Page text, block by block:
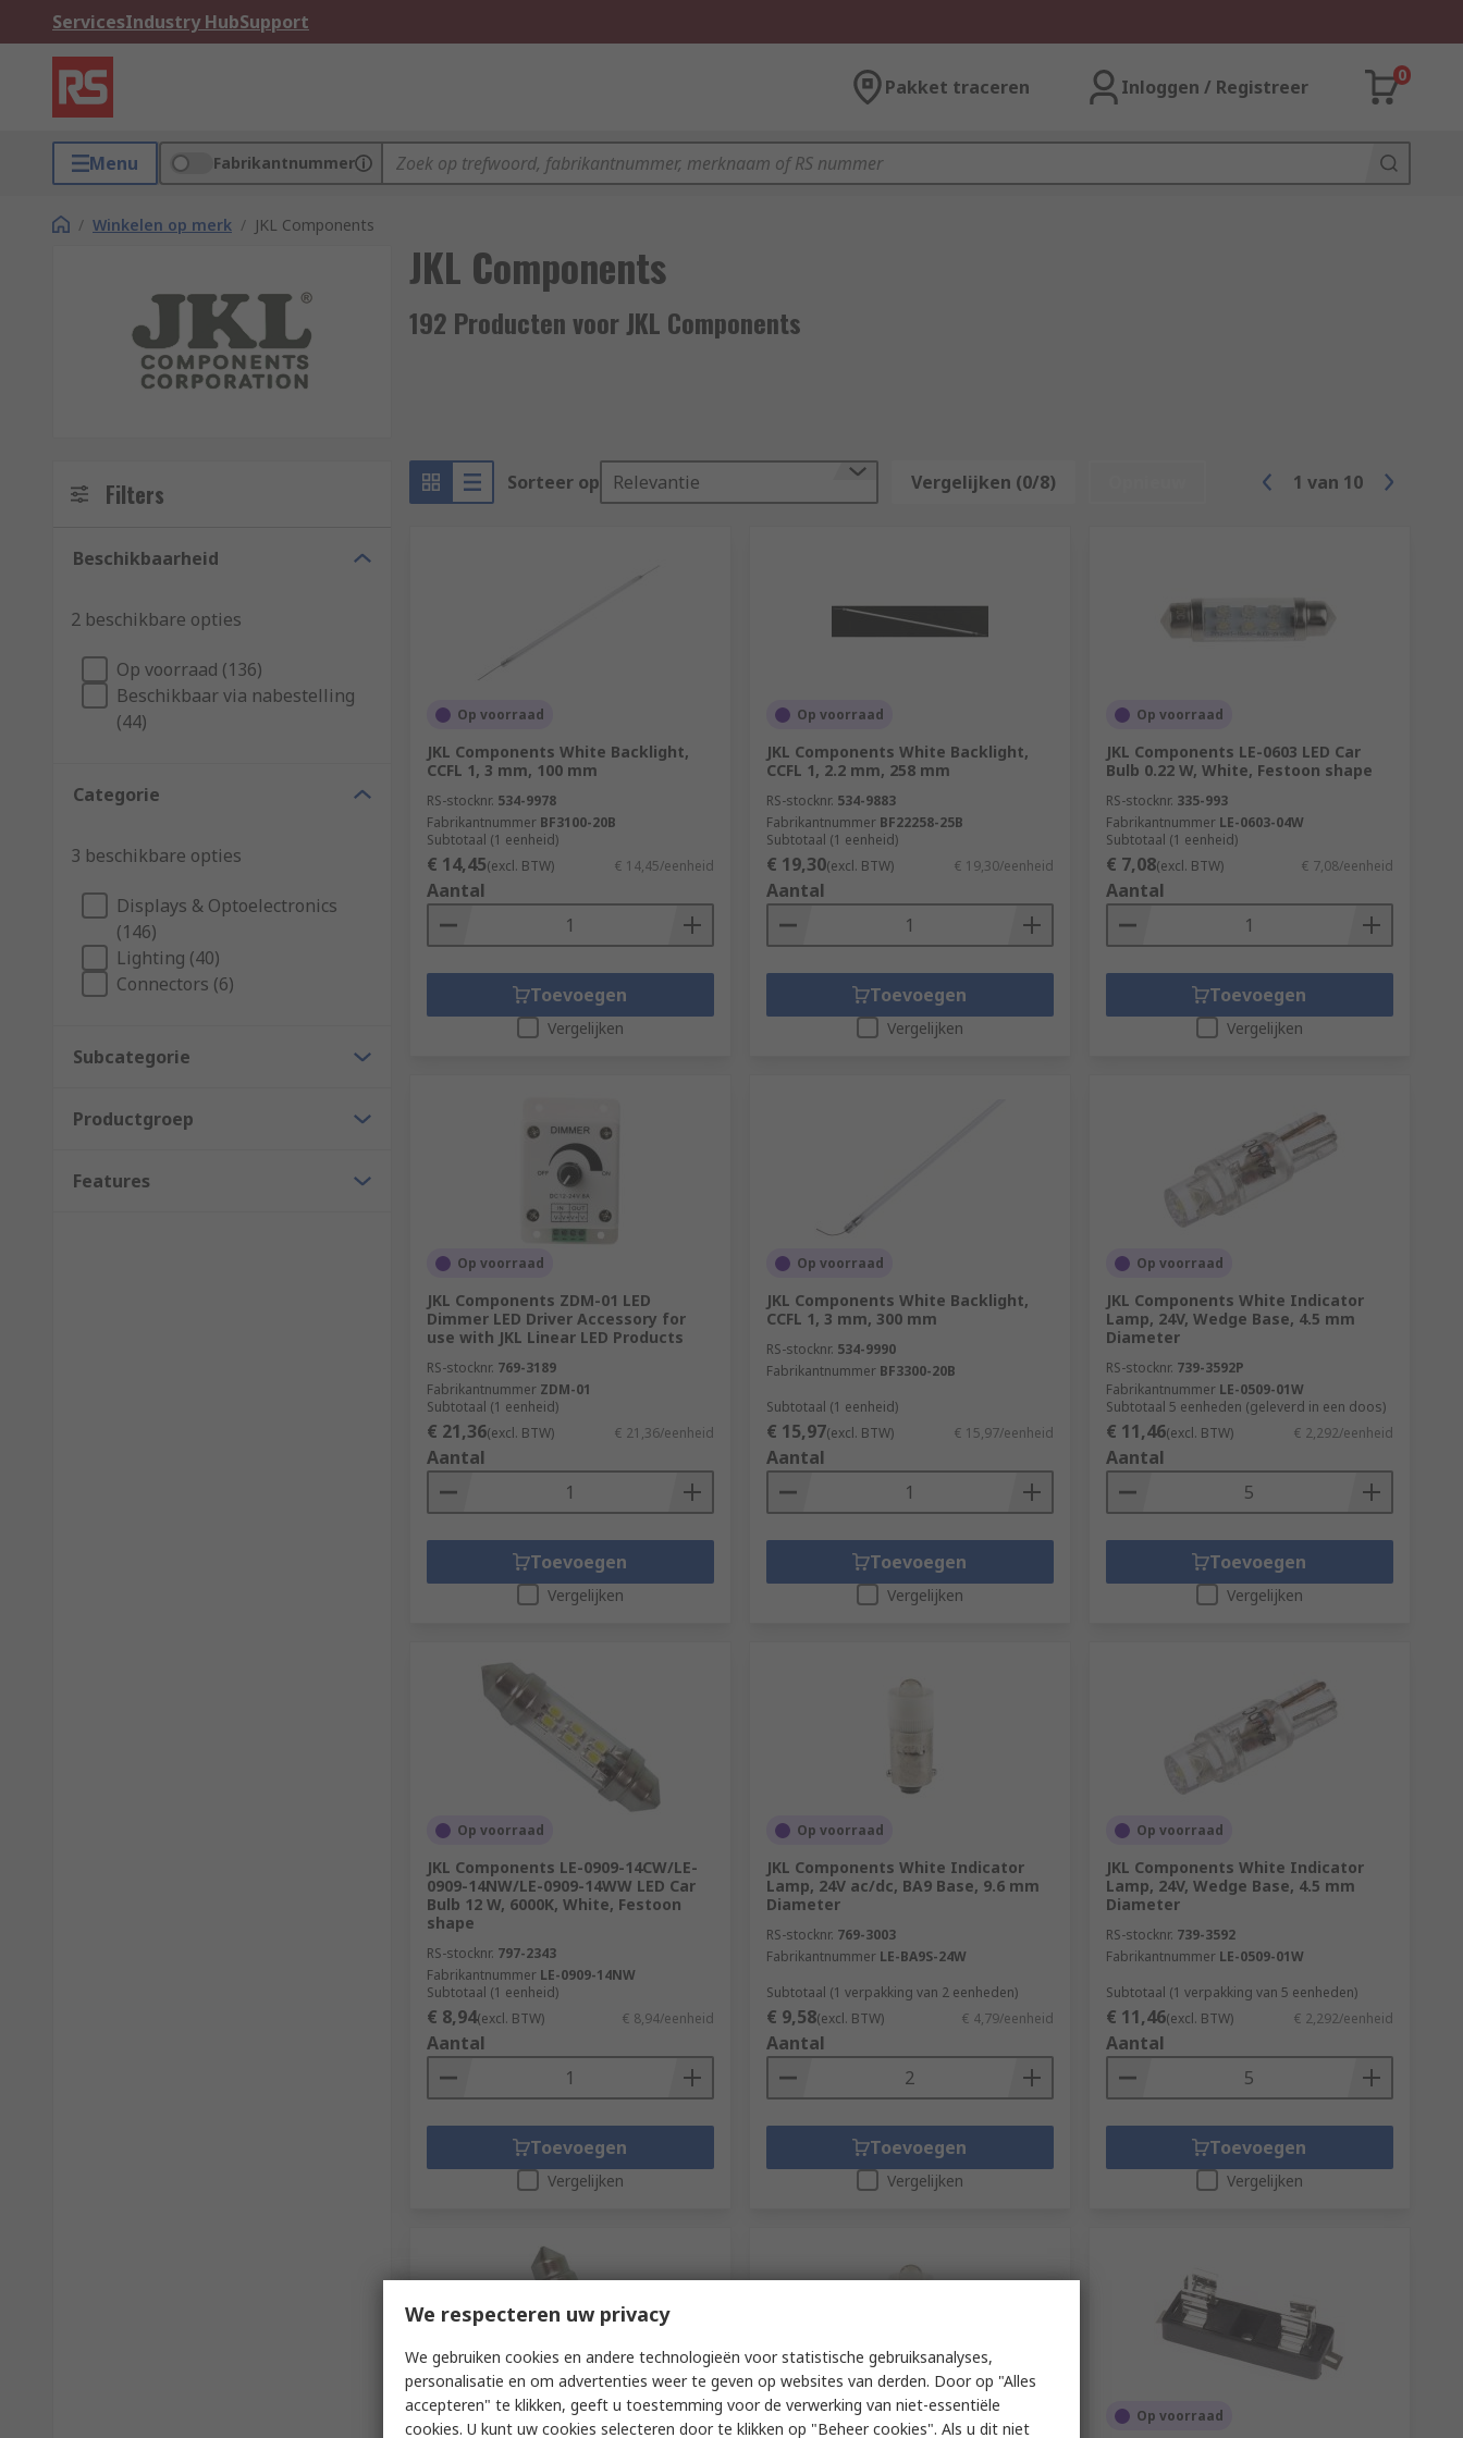
ServicesIndustry HubSupport
Pakket traceren Inloggen / Registreer
0
Menu Fabrikantnummer
/ Winkelen op merk / JKL Components
JKL Components
192 Producten voor JKL Components
Filters
Beschikbaarheid
2 beschikbare opties
Op voorraad (136)
Beschikbaar via nabestelling
(44)
Categorie
3 beschikbare opties
Displays & Optoelectronics
(146)
Lighting (40)
Connectors (6)
Subcategorie
Productgroep
Features
Sorteer op Relevantie Vergelijken (0/8) 1 van 10
Op voorraad
JKL Components White Backlight,
CCFL 1, 3 mm, 100 mm
RS-stocknr. 534-9978
Fabrikantnummer BF3100-20B
Subtotaal (1 eenheid)
€ 14,45(excl. BTW) € 14,45/eenheid
Aantal
Toevoegen
Vergelijken
Op voorraad
JKL Components White Backlight,
CCFL 1, 2.2 mm, 258 mm
RS-stocknr. 534-9883
Fabrikantnummer BF22258-25B
Subtotaal (1 eenheid)
€ 19,30(excl. BTW) € 19,30/eenheid
Aantal
Toevoegen
Vergelijken
Op voorraad
JKL Components LE-0603 LED Car
Bulb 0.22 W, White, Festoon shape
RS-stocknr. 335-993
Fabrikantnummer LE-0603-04W
Subtotaal (1 eenheid)
€ 7,08(excl. BTW) € 7,08/eenheid
Aantal
Toevoegen
Vergelijken
Op voorraad
JKL Components ZDM-01 LED
Dimmer LED Driver Accessory for
use with JKL Linear LED Products
RS-stocknr. 769-3189
Fabrikantnummer ZDM-01
Subtotaal (1 eenheid)
€ 21,36(excl. BTW) € 21,36/eenheid
Aantal
Toevoegen
Vergelijken
Op voorraad
JKL Components White Backlight,
CCFL 1, 3 mm, 300 mm
RS-stocknr. 534-9990
Fabrikantnummer BF3300-20B
Subtotaal (1 eenheid)
€ 15,97(excl. BTW) € 15,97/eenheid
Aantal
Toevoegen
Vergelijken
Op voorraad
JKL Components White Indicator
Lamp, 24V, Wedge Base, 4.5 mm
Diameter
RS-stocknr. 739-3592P
Fabrikantnummer LE-0509-01W
Subtotaal 5 eenheden (geleverd in een doos)
€ 11,46(excl. BTW) € 2,292/eenheid
Aantal
Toevoegen
Vergelijken
Op voorraad
JKL Components LE-0909-14CW/LE-
0909-14NW/LE-0909-14WW LED Car
Bulb 12 W, 6000K, White, Festoon
shape
RS-stocknr. 797-2343
Fabrikantnummer LE-0909-14NW
Subtotaal (1 eenheid)
€ 8,94(excl. BTW) € 8,94/eenheid
Aantal
Toevoegen
Vergelijken
Op voorraad
JKL Components White Indicator
Lamp, 24V ac/dc, BA9 Base, 9.6 mm
Diameter
RS-stocknr. 769-3003
Fabrikantnummer LE-BA9S-24W
Subtotaal (1 verpakking van 2 eenheden)
€ 9,58(excl. BTW) € 4,79/eenheid
Aantal
Toevoegen
Vergelijken
Op voorraad
JKL Components White Indicator
Lamp, 24V, Wedge Base, 4.5 mm
Diameter
RS-stocknr. 739-3592
Fabrikantnummer LE-0509-01W
Subtotaal (1 verpakking van 5 eenheden)
€ 11,46(excl. BTW) € 2,292/eenheid
Aantal
Toevoegen
Vergelijken
Op voorraad Op voorraad Op voorraad
We respecteren uw privacy
We gebruiken cookies en andere technologieën voor statistische gebruiksanalyses,
personalisatie en om advertenties weer te geven op websites van derden. Door op "Alles
accepteren" te klikken, geeft u toestemming voor de verwerking van niet-essentiële
cookies. U kunt uw cookies selecteren door te klikken op "Beheer cookies". Als u dit niet